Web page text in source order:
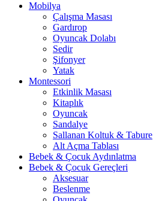
Mobilya
Çalışma Masası
Gardırop
⁠Oyuncak Dolabı
Sedir
Şifonyer
Yatak
Montessori
Etkinlik Masası
Kitaplık
Oyuncak
Sandalye
Sallanan Koltuk & Tabure
Alt Açma Tablası
Bebek & Çocuk Aydınlatma
Bebek & Çocuk Gereçleri
Aksesuar
Beslenme